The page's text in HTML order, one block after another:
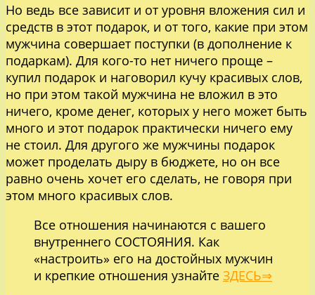
Но ведь все зависит и от уровня вложения сил и
средств в этот подарок, и от того, какие при этом
мужчина совершает поступки (в дополнение к
подаркам). Для кого-то нет ничего проще –
купил подарок и наговорил кучу красивых слов,
но при этом такой мужчина не вложил в это
ничего, кроме денег, которых у него может быть
много и этот подарок практически ничего ему
не стоил. Для другого же мужчины подарок
может проделать дыру в бюджете, но он все
равно очень хочет его сделать, не говоря при
этом много красивых слов.
Все отношения начинаются с вашего
внутреннего СОСТОЯНИЯ. Как
«настроить» его на достойных мужчин
и крепкие отношения узнайте ЗДЕСЬ⇒